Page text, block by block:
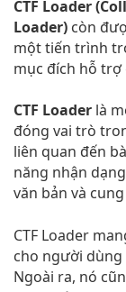
CTF Loader
Loader) còn
một tiến trình
mục đích hỗ
CTF Loader là
đóng vai trò
liên quan đến
năng nhận
văn bản và
CTF Loader
cho người dùng
Ngoài ra, nó